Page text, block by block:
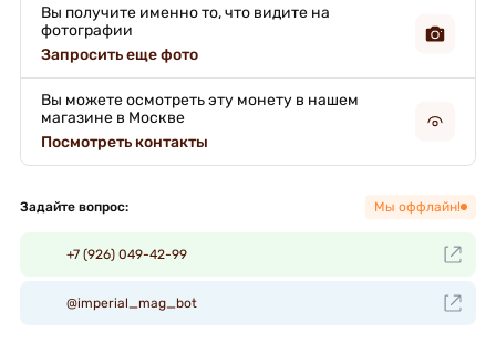
Вы получите именно то, что видите на
фотографии
Запросить еще фото
Вы можете осмотреть эту монету в нашем
магазине в Москве
Посмотреть контакты
Задайте вопрос: Мы оффлайн!
+7 (926) 049-42-99
@imperial_mag_bot